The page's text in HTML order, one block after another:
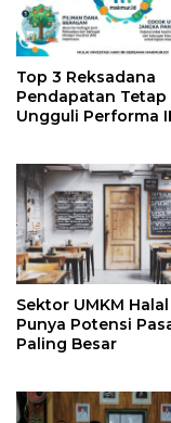
Top 3 Reksadana
Pendapatan Tetap
Ungguli Performa
Sektor UMKM
Punya Potensi
Paling Besar